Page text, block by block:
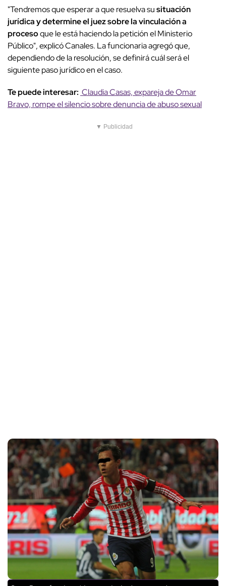
"Tendremos que esperar a que resuelva susituación
jurídica y determine el juez sobre la vinculación a
procesoque le está haciendo la petición el Ministerio
Público", explicó Canales. La funcionaria agregó que,
dependiendo de la resolución, se definirá cuál será el
siguiente paso jurídico en el caso.
Te puede interesar: Claudia Casas, expareja de Omar
Bravo, rompe el silencio sobre denuncia de abuso sexual
▼ Publicidad